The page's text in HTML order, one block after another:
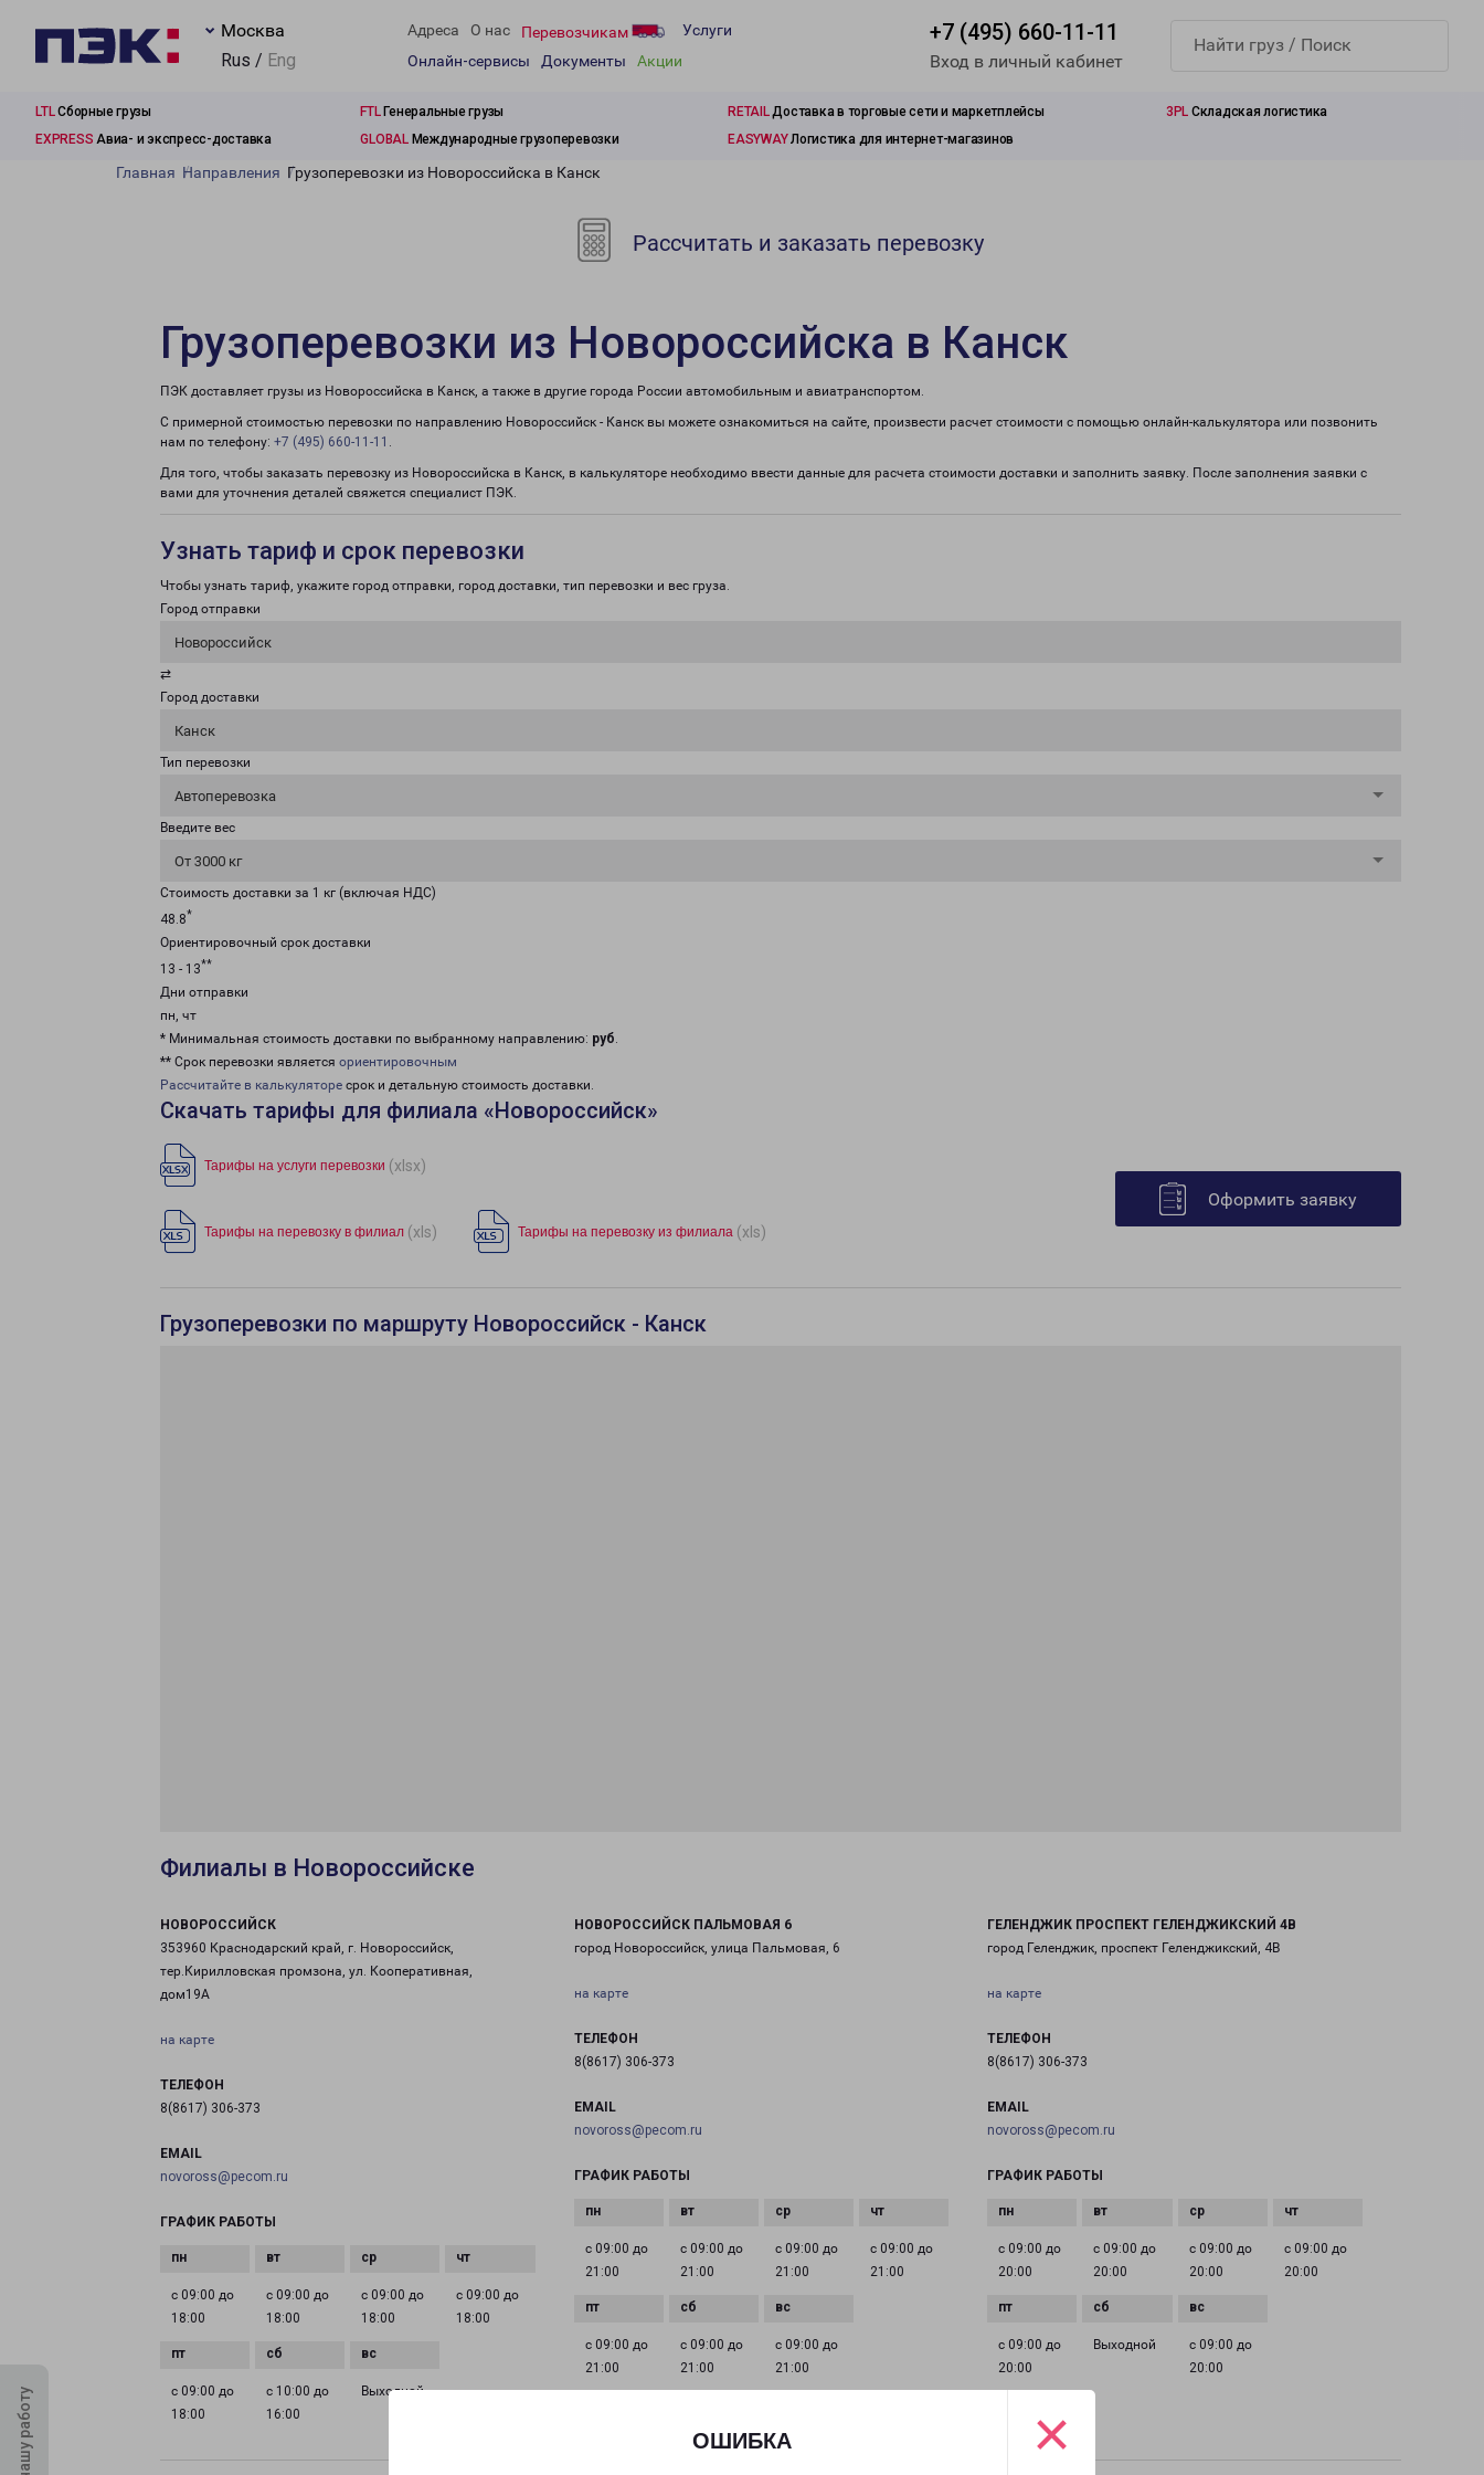
ОШИБКА ×
Москва
Rus / Eng
Адреса О нас Перевозчикам
Услуги
Онлайн-сервисы
Документы Акции
+7 (495) 660-11-11
Вход в личный кабинет
LTLСборные грузы FTLГенеральные грузы RETAILДоставка в торговые сети и маркетплейсы 3PL Складская логистика
EXPRESS Авиа- и экспресс-доставка GLOBALМеждународные грузоперевозки EASYWAYЛогистика для интернет-магазинов
Главная Направления Грузоперевозки из Новороссийска в Канск
Рассчитать и заказать перевозку
Грузоперевозки из Новороссийска в Канск
ПЭК доставляет грузы из Новороссийска в Канск, а также в другие города России автомобильным и авиатранспортом.
С примерной стоимостью перевозки по направлению Новороссийск - Канск вы можете ознакомиться на сайте, произвести расчет стоимости с помощью онлайн-калькулятора или позвонить
нам по телефону: +7 (495) 660-11-11 .
Для того, чтобы заказать перевозку из Новороссийска в Канск, в калькуляторе необходимо ввести данные для расчета стоимости доставки и заполнить заявку. После заполнения заявки с
вами для уточнения деталей свяжется специалист ПЭК.
Узнать тариф и срок перевозки
Чтобы узнать тариф, укажите город отправки, город доставки, тип перевозки и вес груза.
Город отправки
Новороссийск
⇄
Город доставки
Канск
Тип перевозки
Автоперевозка
Введите вес
От 3000 кг
Стоимость доставки за 1 кг (включая НДС)
48.8*
Ориентировочный срок доставки
13 - 13**
Дни отправки
пн, чт
* Минимальная стоимость доставки по выбранному направлению: руб.
** Срок перевозки является ориентировочным
Рассчитайте в калькуляторе срок и детальную стоимость доставки.
Скачать тарифы для филиала «Новороссийск»
Тарифы на услуги перевозки (xlsx)
Тарифы на перевозку в филиал (xls) Тарифы на перевозку из филиала (xls)
Оформить заявку
Грузоперевозки по маршруту Новороссийск - Канск
Филиалы в Новороссийске
НОВОРОССИЙСК
353960 Краснодарский край, г. Новороссийск,
тер.Кирилловская промзона, ул. Кооперативная,
дом19А
на карте
ТЕЛЕФОН
8(8617) 306-373
EMAIL
novoross@pecom.ru
ГРАФИК РАБОТЫ
с 09:00 до
18:00
с 09:00 до
18:00
с 09:00 до
18:00
с 09:00 до
18:00
с 09:00 до
18:00
с 10:00 до
16:00
Выходной
НОВОРОССИЙСК ПАЛЬМОВАЯ 6
город Новороссийск, улица Пальмовая, 6
на карте
ТЕЛЕФОН
8(8617) 306-373
EMAIL
novoross@pecom.ru
ГРАФИК РАБОТЫ
с 09:00 до
21:00
с 09:00 до
21:00
с 09:00 до
21:00
с 09:00 до
21:00
с 09:00 до
21:00
с 09:00 до
21:00
с 09:00 до
21:00
ГЕЛЕНДЖИК ПРОСПЕКТ ГЕЛЕНДЖИКСКИЙ 4В
город Геленджик, проспект Геленджикский, 4В
на карте
ТЕЛЕФОН
8(8617) 306-373
EMAIL
novoross@pecom.ru
ГРАФИК РАБОТЫ
с 09:00 до
20:00
с 09:00 до
20:00
с 09:00 до
20:00
с 09:00 до
20:00
с 09:00 до
20:00
Выходной
с 09:00 до
20:00